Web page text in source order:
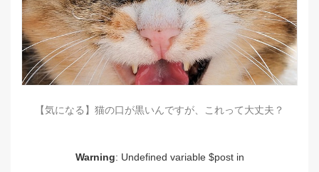
【気になる】猫の口が黒いんですが、これって大丈夫？
Warning: Undefined variable $post in